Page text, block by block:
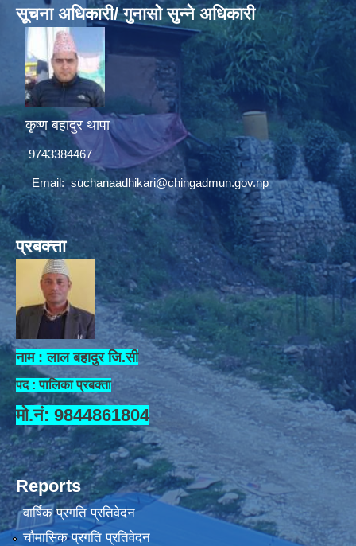
सूचना अधिकारी/ गुनासो सुन्ने अधिकारी
कृष्ण बहादुर थापा
9743384467
Email:suchanaadhikari@chingadmun.gov.np
प्रबक्त्ता
नाम : लाल बहादुर जि.सी
पद : पालिका प्रबक्ता
मो.नं: 9844861804
Reports
वार्षिक प्रगति प्रतिवेदन
चौमासिक प्रगति प्रतिवेदन